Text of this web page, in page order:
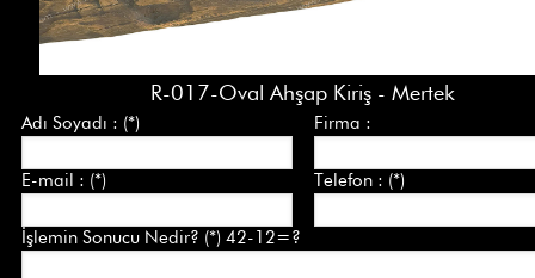
R-017-Oval Ahşap Kiriş - Mertek
Adı Soyadı : (*) Firma :
E-mail : (*) Telefon : (*)
İşlemin Sonucu Nedir? (*) 42-12=?